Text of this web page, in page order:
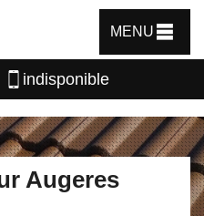
MENU
indisponible
Augeres